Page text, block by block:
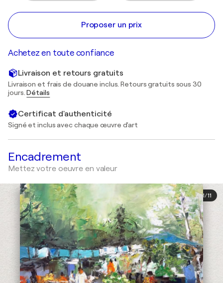
Proposer un prix
Achetez en toute confiance
Livraison et retours gratuits
Livraison et frais de douane inclus. Retours gratuits sous 30
jours.Détails
Certificat d'authenticité
Signé et inclus avec chaque œuvre d'art
Encadrement
Mettez votre oeuvre en valeur
1/11